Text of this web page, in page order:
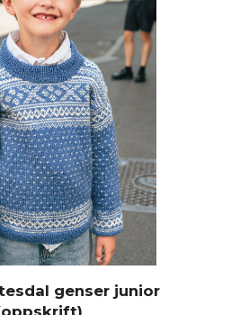
genser junior